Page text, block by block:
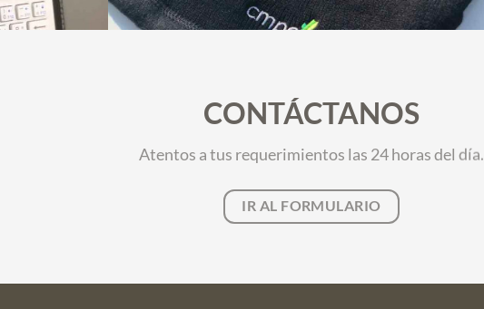
CONTÁCTANOS
Atentos a tus requerimientos las 24 horas del día.
IR AL FORMULARIO